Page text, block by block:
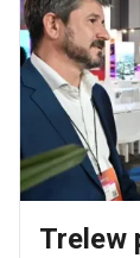
Trelew